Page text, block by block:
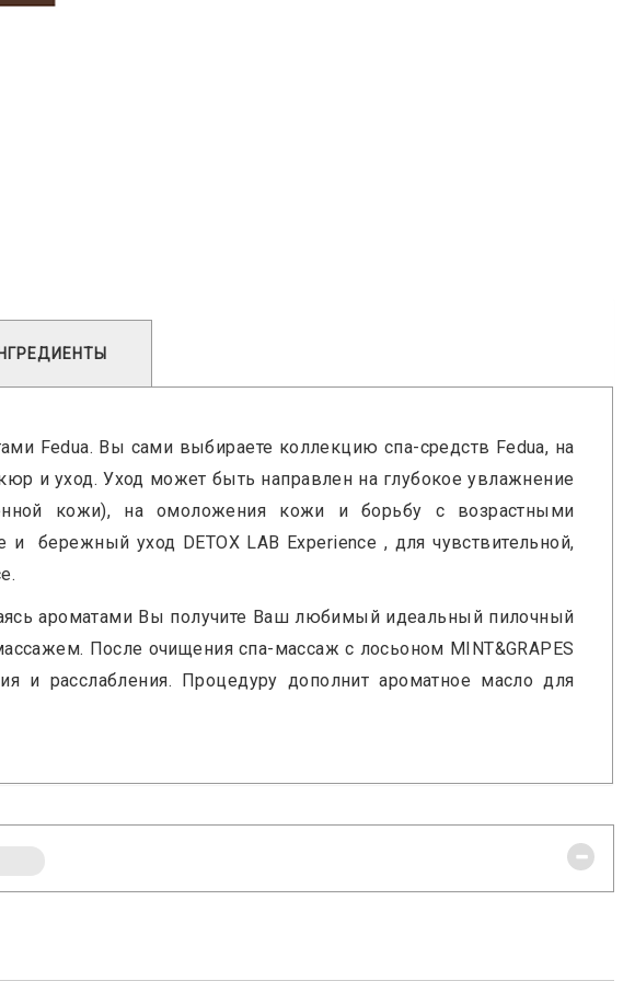
Fedua. Вы сами выбираете коллекцию спа-средств Fedua, на
и уход. Уход может быть направлен на глубокое увлажнение
кожи), на омоложения кожи и борьбу с возрастными
и бережный уход DETOX LAB Experience , для чувствительной,
ароматами Вы получите Ваш любимый идеальный пилочный
После очищения спа-массаж с лосьоном MINT&GRAPES
и расслабления. Процедуру дополнит ароматное масло для